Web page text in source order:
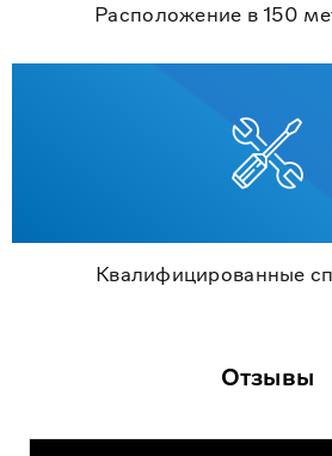
Расположение в 150
Квалифицированные
Отзывы